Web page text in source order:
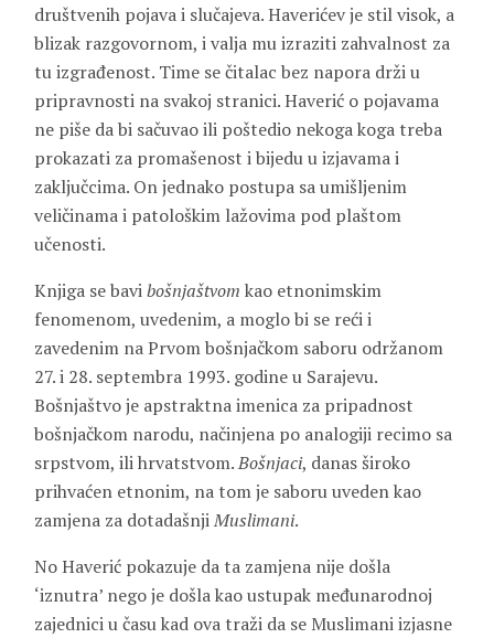
društvenih pojava i slučajeva. Haverićev je stil visok, a
blizak razgovornom, i valja mu izraziti zahvalnost za
tu izgrađenost. Time se čitalac bez napora drži u
pripravnosti na svakoj stranici. Haverić o pojavama
ne piše da bi sačuvao ili poštedio nekoga koga treba
prokazati za promašenost i bijedu u izjavama i
zaključcima. On jednako postupa sa umišljenim
veličinama i patološkim lažovima pod plaštom
učenosti.
Knjiga se bavibošnjaštvom kao etnonimskim
fenomenom, uvedenim, a moglo bi se reći i
zavedenim na Prvom bošnjačkom saboru održanom
27. i 28. septembra 1993. godine u Sarajevu.
Bošnjaštvo je apstraktna imenica za pripadnost
bošnjačkom narodu, načinjena po analogiji recimo sa
srpstvom, ili hrvatstvom.Bošnjaci, danas široko
prihvaćen etnonim, na tom je saboru uveden kao
zamjena za dotadašnjiMuslimani.
No Haverić pokazuje da ta zamjena nije došla
‘iznutra’ nego je došla kao ustupak međunarodnoj
zajednici u času kad ova traži da se Muslimani izjasne